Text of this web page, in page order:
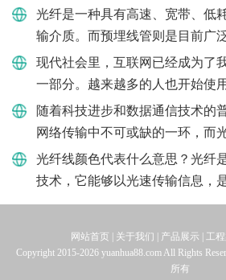
特殊的玻璃材料，具有高透光率
面，我们将深入了解光纤
光纤是一种具有高速、宽带、低
输介质。而预埋线管则是目前广
来水、电力、通信、供气等领域
能够走预埋线管呢？
现代社会里，互联网已经成为了
一部分。越来越多的人也开始使
对网络速度的需求。在家庭网络
可少的一个设备，就
随着科技进步和数据通信技术的
网络传输中不可或缺的一环，而
富，其中包括单模和多模两种。
模光纤呢？单模光纤
光纤线颜色代表什么意思？光纤
技术，它能够以光速传输信息，
方式之一。该技术常用于电话通
网站首页 | 关于我们 | 产品展示 | 工
Copyright 2015-2026 yuanhua88.com All Rights
所有